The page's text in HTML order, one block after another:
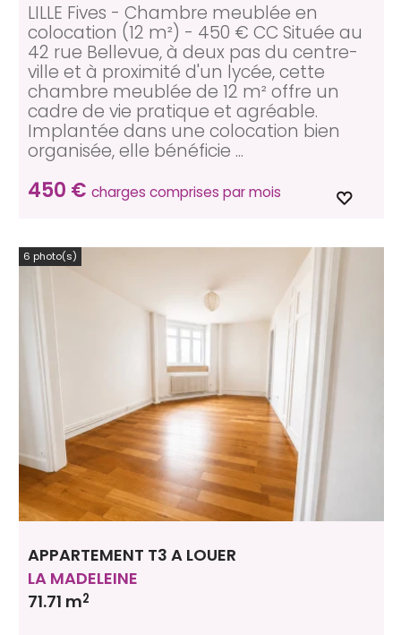
450 € charges comprises par mois
LILLE Fives - Chambre meublée en
colocation (12 m²) - 450 € CC Située au
42 rue Bellevue, à deux pas du centre-
ville et à proximité d'un lycée, cette
chambre meublée de 12 m² offre un
cadre de vie pratique et agréable.
Implantée dans une colocation bien
organisée, elle bénéficie ...
6 photo(s)
APPARTEMENT T3 A LOUER
LA MADELEINE
71.71 m2